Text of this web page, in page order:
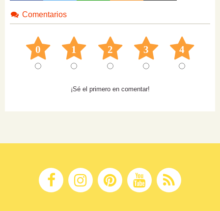
Comentarios
0 1 2 3 4
¡Sé el primero en comentar!